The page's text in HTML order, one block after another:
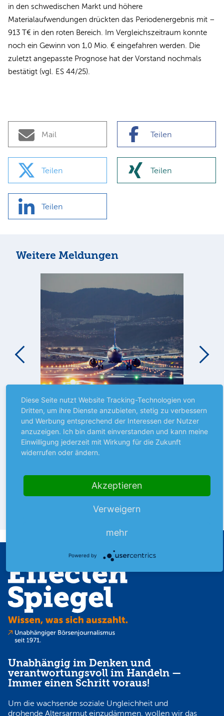
in den schwedischen Markt und höhere
Materialaufwendungen drückten das Periodenergebnis mit –
913 T€ in den roten Bereich. Im Vergleichszeitraum konnte
noch ein Gewinn von 1,0 Mio. € eingefahren werden. Die
zuletzt angepasste Prognose hat der Vorstand nochmals
bestätigt (vgl. ES 44/25).
Mail Teilen
Teilen Teilen
Teilen
Weitere Meldungen
NEUES AUS UNTERNEHMEN
Erneut Probleme bei Boeing
Hunderte von Boeing-Flugzeugen des
Typs 737 MAX müssen auf mögliche Risse
Unabhängig im Denken und
verantwortungsvoll im Handeln —
Immer einen Schritt voraus!
Um die wachsende soziale Ungleichheit und
drohende Altersarmut einzudämmen, wollen wir das
Diese Seite nutzt Website Tracking-Technologien von
Dritten, um ihre Dienste anzubieten, stetig zu verbessern
und Werbung entsprechend der Interessen der Nutzer
anzuzeigen. Ich bin damit einverstanden und kann meine
Einwilligung jederzeit mit Wirkung für die Zukunft
widerrufen oder ändern.
Akzeptieren
Verweigern
mehr
Powered by